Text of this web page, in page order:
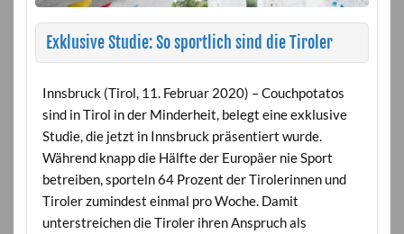
Exklusive Studie: So sportlich sind die Tiroler
Innsbruck (Tirol, 11. Februar 2020) – Couchpotatos
sind in Tirol in der Minderheit, belegt eine exklusive
Studie, die jetzt in Innsbruck präsentiert wurde.
Während knapp die Hälfte der Europäer nie Sport
betreiben, sporteln 64 Prozent der Tirolerinnen und
Tiroler zumindest einmal pro Woche. Damit
unterstreichen die Tiroler ihren Anspruch als